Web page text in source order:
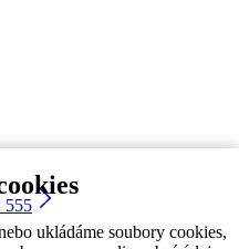
ukládáme soubory cookies,
555